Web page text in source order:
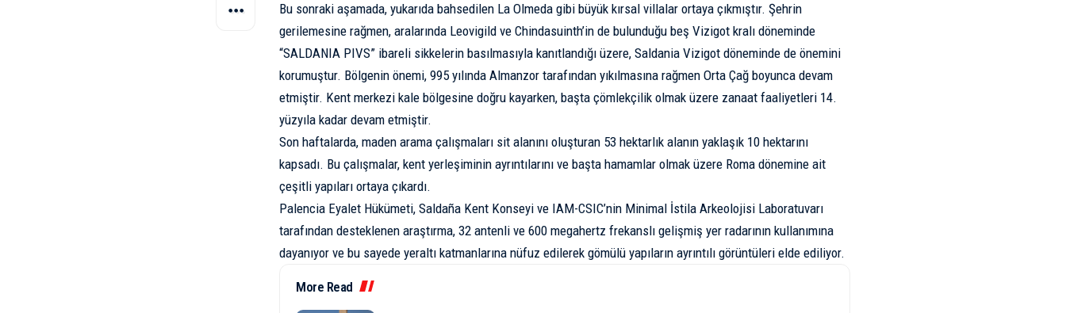
Bu sonraki aşamada, yukarıda bahsedilen La Olmeda gibi büyük kırsal villalar ortaya çıkmıştır. Şehrin
gerilemesine rağmen, aralarında Leovigild ve Chindasuinth’in de bulunduğu beş Vizigot kralı döneminde
“SALDANIA PIVS” ibareli sikkelerin basılmasıyla kanıtlandığı üzere, Saldania Vizigot döneminde de önemini
korumuştur. Bölgenin önemi, 995 yılında Almanzor tarafından yıkılmasına rağmen Orta Çağ boyunca devam
etmiştir. Kent merkezi kale bölgesine doğru kayarken, başta çömlekçilik olmak üzere zanaat faaliyetleri 14.
yüzyıla kadar devam etmiştir.
Son haftalarda, maden arama çalışmaları sit alanını oluşturan 53 hektarlık alanın yaklaşık 10 hektarını
kapsadı. Bu çalışmalar, kent yerleşiminin ayrıntılarını ve başta hamamlar olmak üzere Roma dönemine ait
çeşitli yapıları ortaya çıkardı.
Palencia Eyalet Hükümeti, Saldaña Kent Konseyi ve IAM-CSIC’nin Minimal İstila Arkeolojisi Laboratuvarı
tarafından desteklenen araştırma, 32 antenli ve 600 megahertz frekanslı gelişmiş yer radarının kullanımına
dayanıyor ve bu sayede yeraltı katmanlarına nüfuz edilerek gömülü yapıların ayrıntılı görüntüleri elde ediliyor.
More Read